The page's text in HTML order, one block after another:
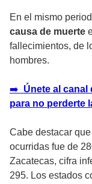
En el mismo
causa de muerte
fallecimientos, de
hombres.
➡️ Únete al canal
para no perderte
Cabe destacar
ocurridas fue de
Zacatecas, cifra
295. Los estados